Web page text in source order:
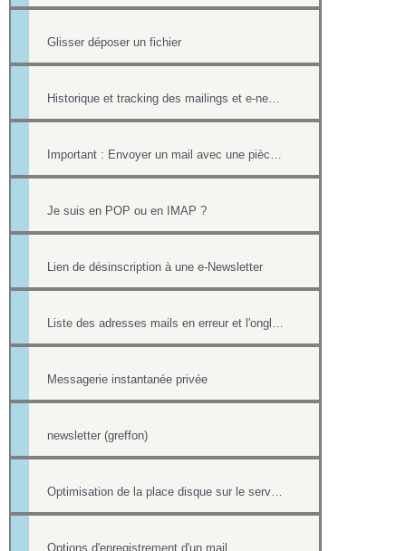
Glisser déposer un fichier
Je suis en POP ou en IMAP ?
Lien de désinscription à une e-Newsletter
Messagerie instantanée privée
newsletter (greffon)
Options d'enregistrement d'un mail